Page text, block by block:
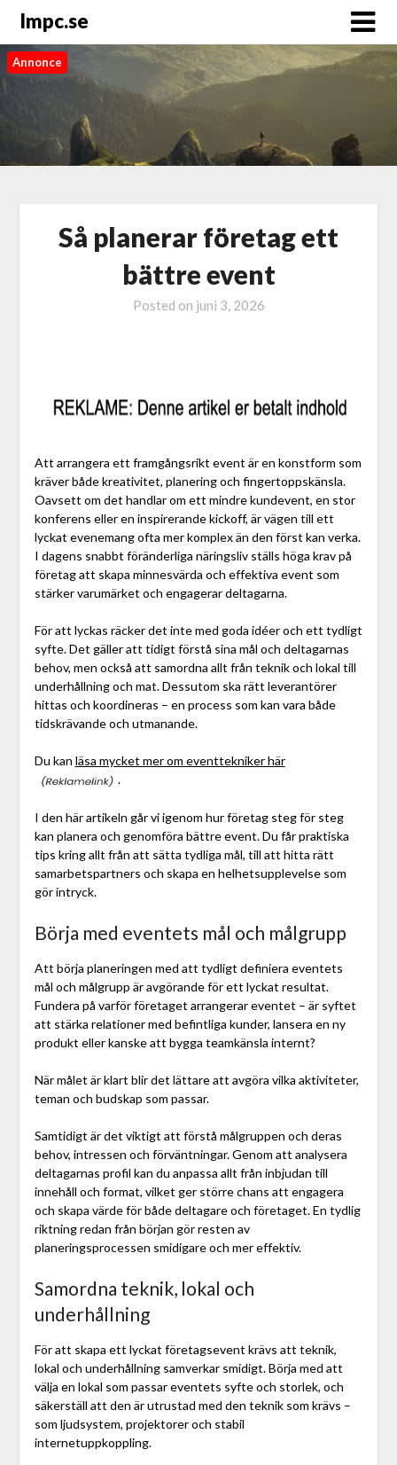
Impc.se
Annonce
Så planerar företag ett
bättre event
Posted on juni 3, 2026
Att arrangera ett framgångsrikt event är en konstform som
kräver både kreativitet, planering och fingertoppskänsla.
Oavsett om det handlar om ett mindre kundevent, en stor
konferens eller en inspirerande kickoff, är vägen till ett
lyckat evenemang ofta mer komplex än den först kan verka.
I dagens snabbt föränderliga näringsliv ställs höga krav på
företag att skapa minnesvärda och effektiva event som
stärker varumärket och engagerar deltagarna.
För att lyckas räcker det inte med goda idéer och ett tydligt
syfte. Det gäller att tidigt förstå sina mål och deltagarnas
behov, men också att samordna allt från teknik och lokal till
underhållning och mat. Dessutom ska rätt leverantörer
hittas och koordineras – en process som kan vara både
tidskrävande och utmanande.
Du kan läsa mycket mer om eventtekniker här
.
I den här artikeln går vi igenom hur företag steg för steg
kan planera och genomföra bättre event. Du får praktiska
tips kring allt från att sätta tydliga mål, till att hitta rätt
samarbetspartners och skapa en helhetsupplevelse som
gör intryck.
Börja med eventets mål och målgrupp
Att börja planeringen med att tydligt definiera eventets
mål och målgrupp är avgörande för ett lyckat resultat.
Fundera på varför företaget arrangerar eventet – är syftet
att stärka relationer med befintliga kunder, lansera en ny
produkt eller kanske att bygga teamkänsla internt?
När målet är klart blir det lättare att avgöra vilka aktiviteter,
teman och budskap som passar.
Samtidigt är det viktigt att förstå målgruppen och deras
behov, intressen och förväntningar. Genom att analysera
deltagarnas profil kan du anpassa allt från inbjudan till
innehåll och format, vilket ger större chans att engagera
och skapa värde för både deltagare och företaget. En tydlig
riktning redan från början gör resten av
planeringsprocessen smidigare och mer effektiv.
Samordna teknik, lokal och
underhållning
För att skapa ett lyckat företagsevent krävs att teknik,
lokal och underhållning samverkar smidigt. Börja med att
välja en lokal som passar eventets syfte och storlek, och
säkerställ att den är utrustad med den teknik som krävs –
som ljudsystem, projektorer och stabil
internetuppkoppling.